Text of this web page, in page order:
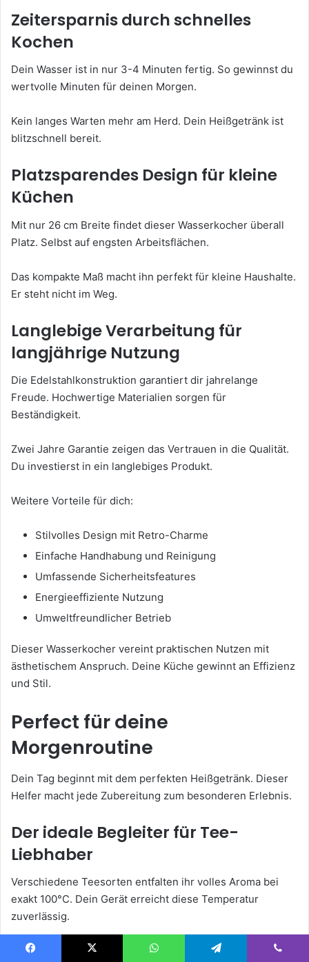
Zeitersparnis durch schnelles
Kochen
Dein Wasser ist in nur 3-4 Minuten fertig. So gewinnst du
wertvolle Minuten für deinen Morgen.
Kein langes Warten mehr am Herd. Dein Heißgetränk ist
blitzschnell bereit.
Platzsparendes Design für kleine
Küchen
Mit nur 26 cm Breite findet dieser Wasserkocher überall
Platz. Selbst auf engsten Arbeitsflächen.
Das kompakte Maß macht ihn perfekt für kleine Haushalte.
Er steht nicht im Weg.
Langlebige Verarbeitung für
langjährige Nutzung
Die Edelstahlkonstruktion garantiert dir jahrelange
Freude. Hochwertige Materialien sorgen für
Beständigkeit.
Zwei Jahre Garantie zeigen das Vertrauen in die Qualität.
Du investierst in ein langlebiges Produkt.
Weitere Vorteile für dich:
Stilvolles Design mit Retro-Charme
Einfache Handhabung und Reinigung
Umfassende Sicherheitsfeatures
Energieeffiziente Nutzung
Umweltfreundlicher Betrieb
Dieser Wasserkocher vereint praktischen Nutzen mit
ästhetischem Anspruch. Deine Küche gewinnt an Effizienz
und Stil.
Perfect für deine
Morgenroutine
Dein Tag beginnt mit dem perfekten Heißgetränk. Dieser
Helfer macht jede Zubereitung zum besonderen Erlebnis.
Der ideale Begleiter für Tee-
Liebhaber
Verschiedene Teesorten entfalten ihr volles Aroma bei
exakt 100°C. Dein Gerät erreicht diese Temperatur
zuverlässig.
Grüner Tee, Schwarztee oder Kräutertee – alle Sorten